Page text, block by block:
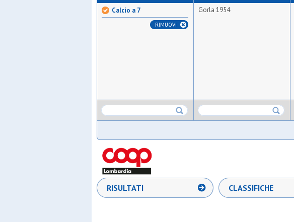
Calcio a 7
RIMUOVI
Gorla 1954
RISULTATI CLASSIFICHE